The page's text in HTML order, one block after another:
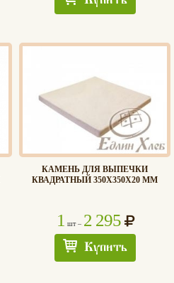
КАМЕНЬ ДЛЯ ВЫПЕЧКИ
КВАДРАТНЫЙ 350Х350Х20 ММ
1 шт – 2 295
Купить